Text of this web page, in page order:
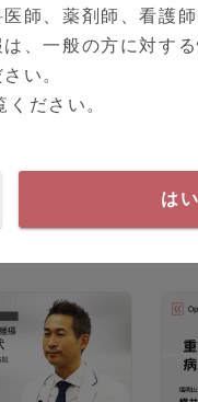
進
題
師、薬剤師、看護
、一般の方に対す
い。
ください。
はい